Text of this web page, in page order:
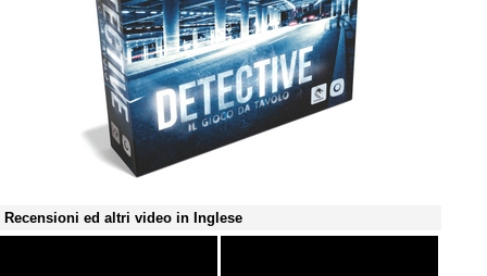
Recensioni ed altri video in Inglese